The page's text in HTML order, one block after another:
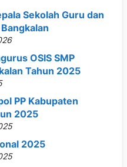
Sekolah Guru dan
OSIS SMP
Tahun 2025
PP Kabupaten
2025
2025